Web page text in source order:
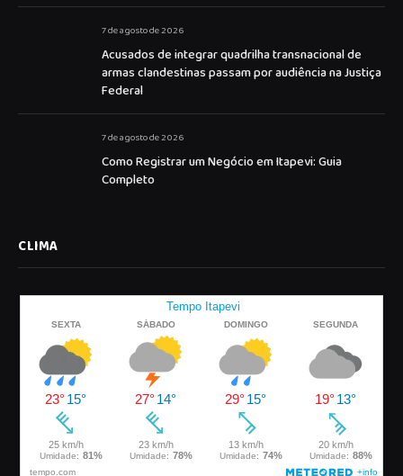
7 de agosto de 2026
Acusados de integrar quadrilha transnacional de
armas clandestinas passam por audiência na Justiça
Federal
7 de agosto de 2026
Como Registrar um Negócio em Itapevi: Guia
Completo
CLIMA